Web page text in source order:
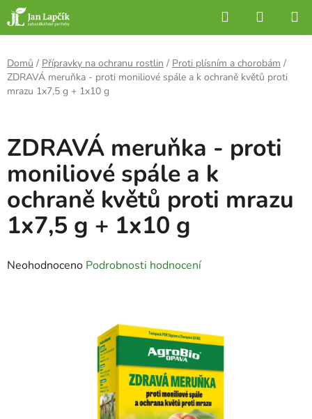
Přejít
na
obsah
Hledat
KOŠÍK
Domů / Přípravky na ochranu rostlin / Proti plísním a chorobám /
ZDRAVÁ meruňka - proti moniliové spále a k ochraně květů proti
mrazu 1x7,5 g + 1x10 g
ZDRAVÁ meruňka - proti
moniliové spále a k
ochraně květů proti mrazu
1x7,5 g + 1x10 g
Průměrné
Neohodnoceno Podrobnosti hodnocení